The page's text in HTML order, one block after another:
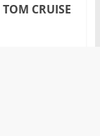
TOM CRUISE